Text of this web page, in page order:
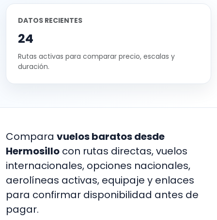
DATOS RECIENTES
24
Rutas activas para comparar precio, escalas y
duración.
Compara vuelos baratos desde
Hermosillo con rutas directas, vuelos
internacionales, opciones nacionales,
aerolíneas activas, equipaje y enlaces
para confirmar disponibilidad antes de
pagar.